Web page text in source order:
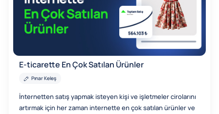
E-ticarette En Çok Satılan Ürünler
Pınar Keleş
İnternetten satış yapmak isteyen kişi ve işletmeler cirolarını
artırmak için her zaman internette en çok satılan ürünler ve